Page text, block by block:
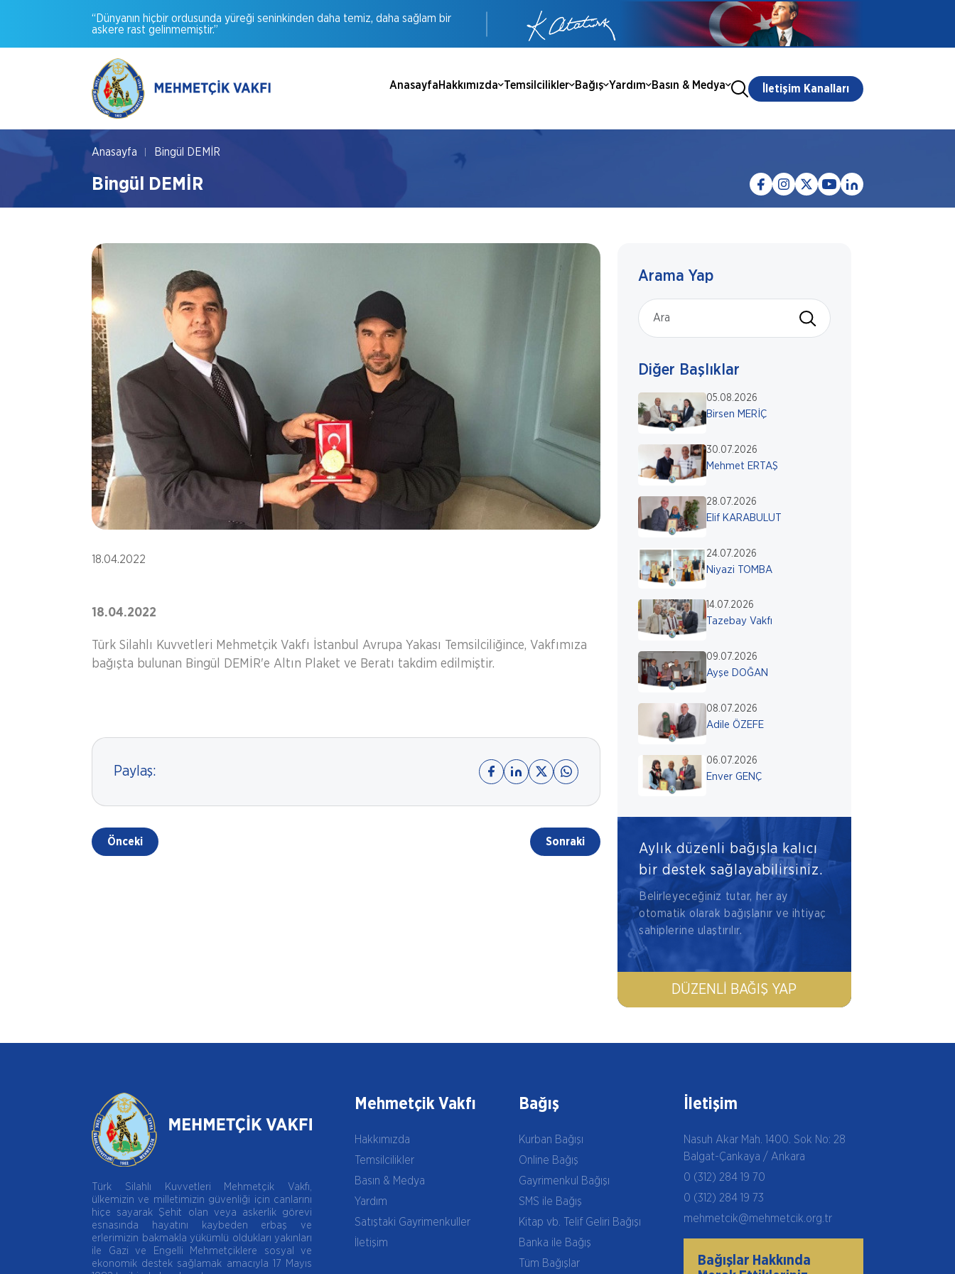
“Dünyanın hiçbir ordusunda yüreği seninkinden daha temiz, daha sağlam bir
askere rast gelinmemiştir.”
AnasayfaHakkımızda Temsilcilikler Bağış Yardım Basın & Medya İletişim Kanalları
Anasayfa Bingül DEMİR
Bingül DEMİR
18.04.2022
18.04.2022
Türk Silahlı Kuvvetleri Mehmetçik Vakfı İstanbul Avrupa Yakası Temsilciliğince, Vakfımıza
bağışta bulunan Bingül DEMİR'e Altın Plaket ve Beratı takdim edilmiştir.
Paylaş:
Önceki Sonraki
Arama Yap
Diğer Başlıklar
05.08.2026
Birsen MERİÇ
30.07.2026
Mehmet ERTAŞ
28.07.2026
Elif KARABULUT
24.07.2026
Niyazi TOMBA
14.07.2026
Tazebay Vakfı
09.07.2026
Ayşe DOĞAN
08.07.2026
Adile ÖZEFE
06.07.2026
Enver GENÇ
Aylık düzenli bağışla kalıcı
bir destek sağlayabilirsiniz.
Belirleyeceğiniz tutar, her ay
otomatik olarak bağışlanır ve ihtiyaç
sahiplerine ulaştırılır.
DÜZENLI BAĞIŞ YAP
Türk Silahlı Kuvvetleri Mehmetçik Vakfı,
ülkemizin ve milletimizin güvenliği için canlarını
hiçe sayarak Şehit olan veya askerlik görevi
esnasında hayatını kaybeden erbaş ve
erlerimizin bakmakla yükümlü oldukları yakınları
ile Gazi ve Engelli Mehmetçiklere sosyal ve
ekonomik destek sağlamak amacıyla 17 Mayıs
Mehmetçik Vakfı
Hakkımızda
Temsilcilikler
Basın & Medya
Yardım
Satıştaki Gayrimenkuller
İletişim
Bağış
Kurban Bağışı
Online Bağış
Gayrimenkul Bağışı
SMS ile Bağış
Kitap vb. Telif Geliri Bağışı
Banka ile Bağış
Tüm Bağışlar
İletişim
Nasuh Akar Mah. 1400. Sok No: 28
Balgat-Çankaya / Ankara
0 (312) 284 19 70
0 (312) 284 19 73
mehmetcik@mehmetcik.org.tr
Bağışlar Hakkında